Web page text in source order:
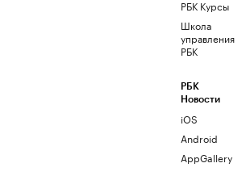
РБК Курсы
Школа
управления
РБК
РБК
Новости
iOS
Android
AppGallery